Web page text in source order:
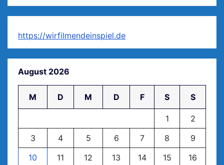
https://wirfilmendeinspiel.de
August 2026
M D M D F S S
1
2
3
4 5 6 7 8
9
10
11 12 13 14 15
16